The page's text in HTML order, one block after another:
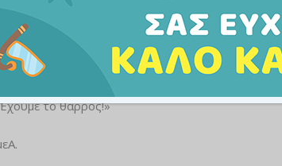
Ομόφωνα υπερψηφίστηκε το Μανιφέστο για τις
δήλωσε σε πανηγυρικό τόνο: «Τώρα
περισσότερα άτομα με αναπηρία στο
το θάρρος!»